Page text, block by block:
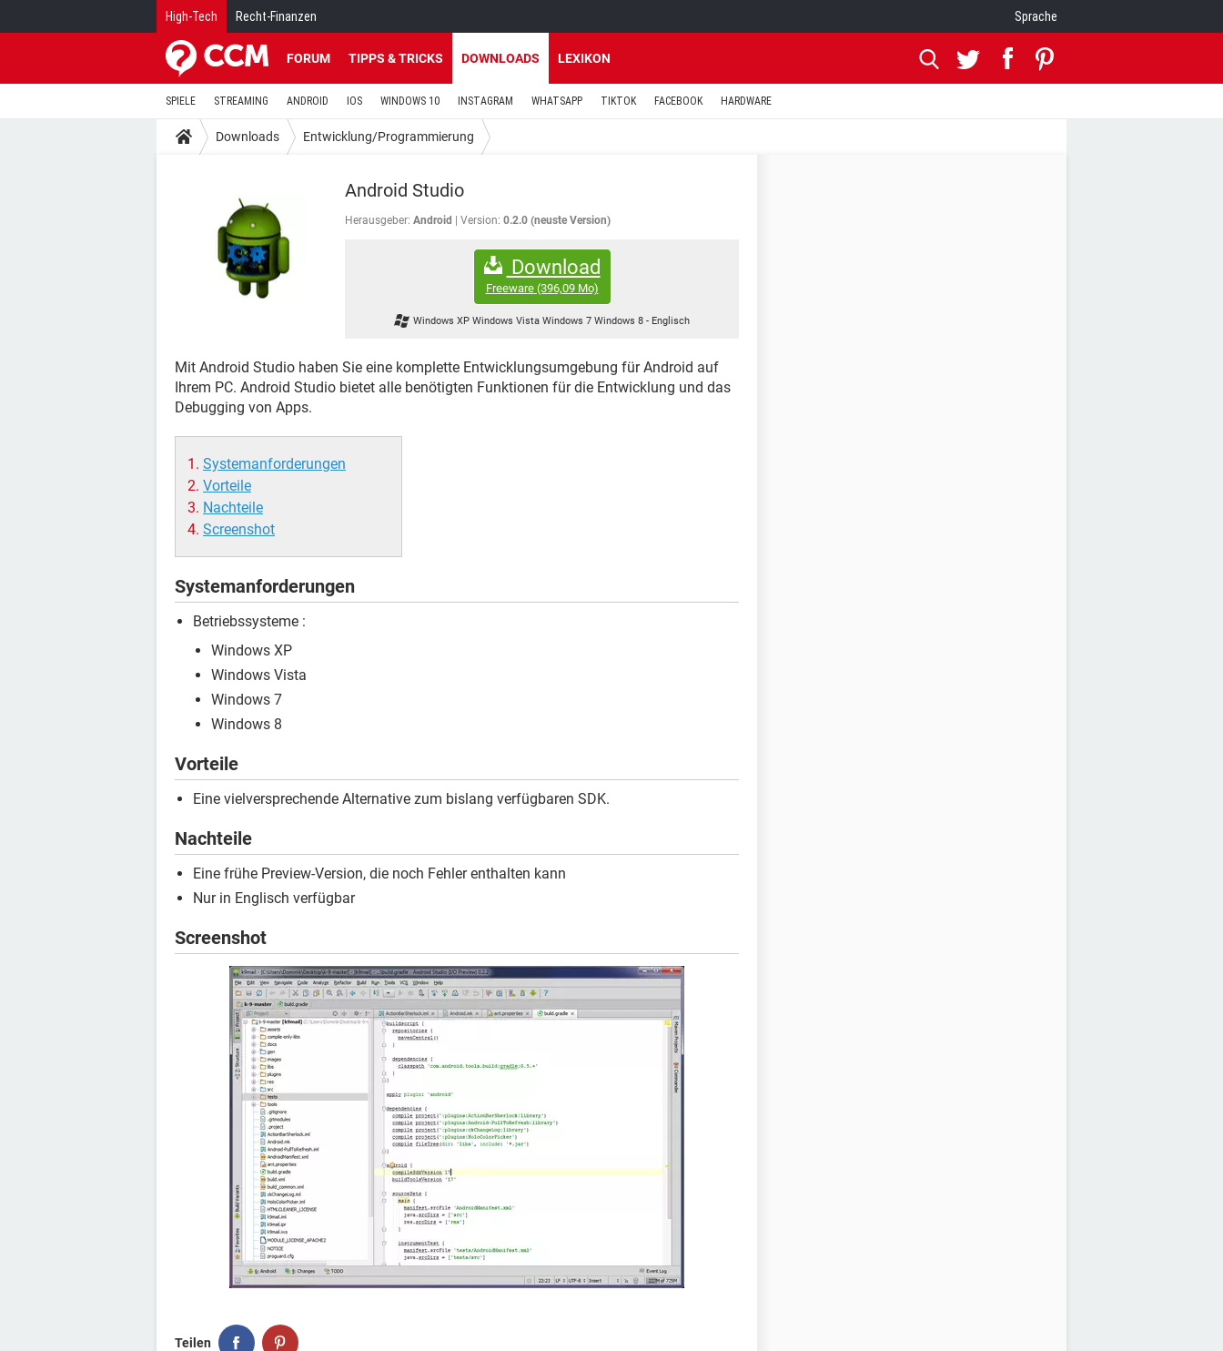
High-Tech Recht-Finanzen Sprache
FORUM TIPPS & TRICKS DOWNLOADS LEXIKON
SPIELE STREAMING ANDROID IOS WINDOWS 10 INSTAGRAM WHATSAPP TIKTOK FACEBOOK HARDWARE
Downloads Entwicklung/Programmierung
Android Studio
Herausgeber: Android Version: 0.2.0 (neuste Version)
Download
Freeware(396,09 Mo)
Windows XP Windows Vista Windows 7 Windows 8 - Englisch
Mit Android Studio haben Sie eine komplette Entwicklungsumgebung für Android auf
Ihrem PC. Android Studio bietet alle benötigten Funktionen für die Entwicklung und das
Debugging von Apps.
Systemanforderungen
Vorteile
Nachteile
Screenshot
Systemanforderungen
Betriebssysteme :
Windows XP
Windows Vista
Windows 7
Windows 8
Vorteile
Eine vielversprechende Alternative zum bislang verfügbaren SDK.
Nachteile
Eine frühe Preview-Version, die noch Fehler enthalten kann
Nur in Englisch verfügbar
Screenshot
Teilen